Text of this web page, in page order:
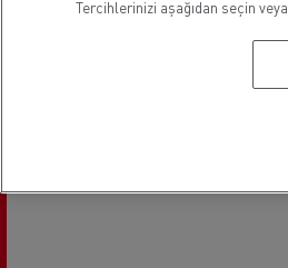
Tercihlerinizi aşağıdan seçin veya